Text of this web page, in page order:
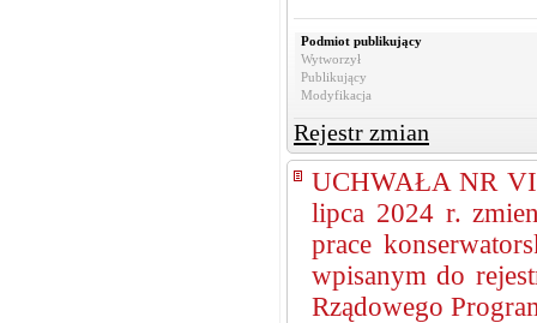
Podmiot publikujący
Wytworzył
Publikujący
Modyfikacja
Rejestr zmian
UCHWAŁA NR
lipca 2024 r.
prace
wpisanym do
Rządowego